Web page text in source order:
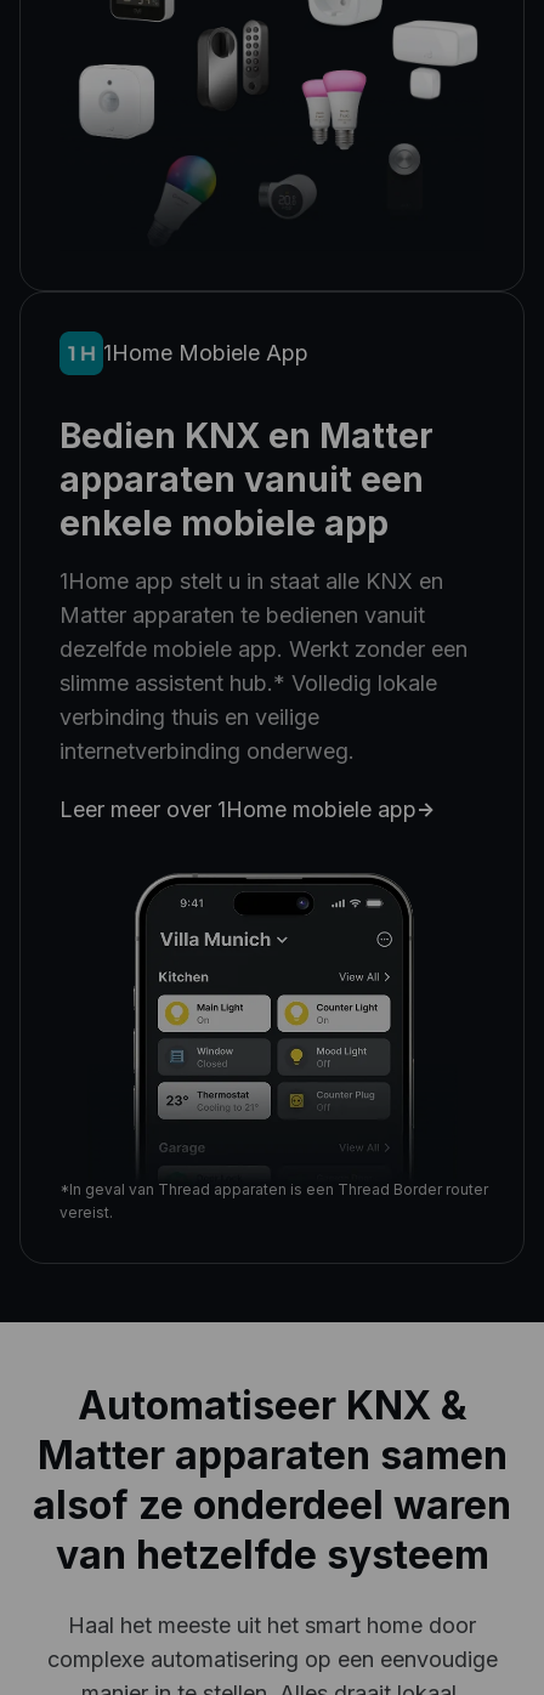
1Home Mobiele App
Bedien KNX en Matter
apparaten vanuit een
enkele mobiele app
1Home app stelt u in staat alle KNX en
Matter apparaten te bedienen vanuit
dezelfde mobiele app. Werkt zonder een
slimme assistent hub.* Volledig lokale
verbinding thuis en veilige
internetverbinding onderweg.
Leer meer over 1Home mobiele app->
*In geval van Thread apparaten is een Thread Border router
vereist.
Automatiseer KNX &
Matter apparaten samen
alsof ze onderdeel waren
van hetzelfde systeem
Haal het meeste uit het smart home door
complexe automatisering op een eenvoudige